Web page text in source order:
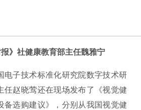
报》社健康教育部主任魏雅宁
电子技术标准化研究院数字技术研
任赵晓莺还在现场发布了《视觉健
备选购建议》，分别从我国视觉健